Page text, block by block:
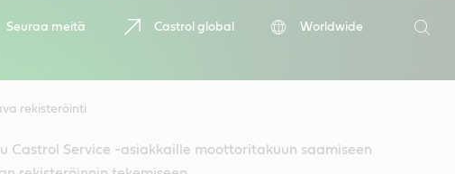
Seuraa meitä Castrol global
Worldwide
Hae
rekisteröinti
Castrol Service -asiakkaille moottoritakuun saamiseen